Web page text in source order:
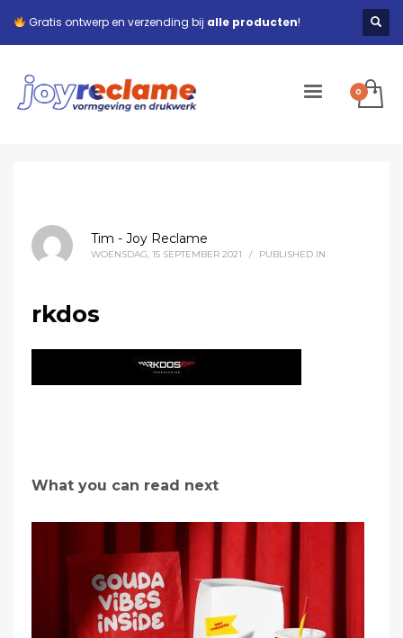
Gratis ontwerp en verzending bij alle producten!
Tim - Joy Reclame
WOENSDAG, 15 SEPTEMBER 2021 / PUBLISHED IN
rkdos
What you can read next